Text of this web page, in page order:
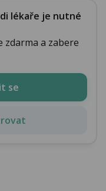
lékaře je nutné
zdarma a zabere
se